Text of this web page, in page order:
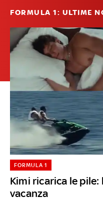
FORMULA 1: ULTIME
Kimi ricarica le
vacanza
FORMULA 1